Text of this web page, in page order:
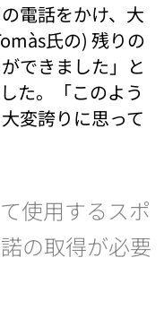
電話をかけ、大
氏の) 残りの
できました」と
た。「このよう
変誇りに思って
使用するスポ
の取得が必要